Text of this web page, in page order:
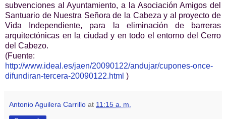
subvenciones al Ayuntamiento, a la Asociación Amigos del
Santuario de Nuestra Señora de la Cabeza y al proyecto de
Vida Independiente, para la eliminación de barreras
arquitectónicas en la ciudad y en todo el entorno del Cerro
del Cabezo.
(Fuente:
http://www.ideal.es/jaen/20090122/andujar/cupones-once-
difundiran-tercera-20090122.html )
Antonio Aguilera Carrillo at 11:15 a. m.